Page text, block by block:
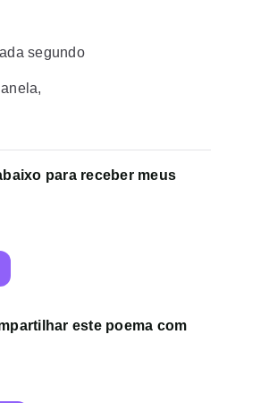
segundo
para receber meus
este poema com